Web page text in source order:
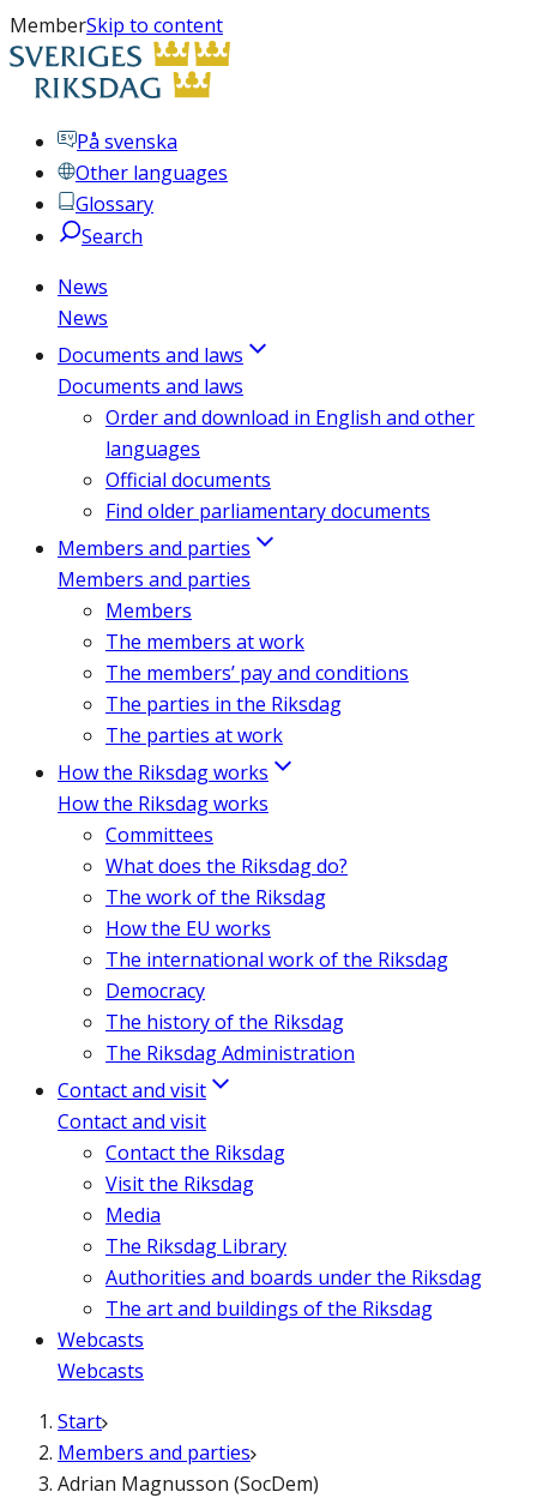
MemberSkip to content
På svenska
Other languages
Glossary
Search
News
News
Documents and laws
Documents and laws
Order and download in English and other
languages
Official documents
Find older parliamentary documents
Members and parties
Members and parties
Members
The members at work
The members’ pay and conditions
The parties in the Riksdag
The parties at work
How the Riksdag works
How the Riksdag works
Committees
What does the Riksdag do?
The work of the Riksdag
How the EU works
The international work of the Riksdag
Democracy
The history of the Riksdag
The Riksdag Administration
Contact and visit
Contact and visit
Contact the Riksdag
Visit the Riksdag
Media
The Riksdag Library
Authorities and boards under the Riksdag
The art and buildings of the Riksdag
Webcasts
Webcasts
Start
Members and parties
Adrian Magnusson (SocDem)